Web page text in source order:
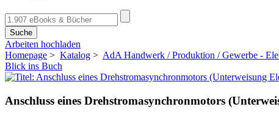
Suche
Arbeiten hochladen
Homepage > Katalog > AdA Handwerk / Produktion / Gewerbe -
Blick ins Buch
Anschluss eines Drehstromasynchronmotors